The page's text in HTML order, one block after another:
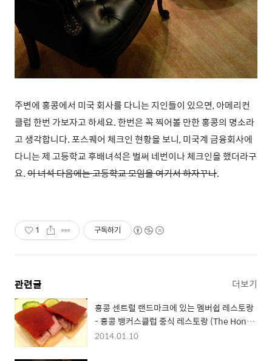
주변에 홍콩에서 미국 회사를 다니는 지인들이 있으면, 아메리컨
클럽 한번 가보자고 하세요. 한번은 꼭 찍어볼 만한 홍콩의 명소라
고 생각합니다. 포스퀘어 체크인 현황을 보니, 미국계 금융회사에
다니는 제 고등학교 후배녀석은 벌써 네번이나 체크인을 했더라구
요.이 녀석 다음에는 고등학교 모임을 여기서 하자꾸나.
1 구독하기
관련글 더보기
홍콩 센트럴 랜드마크에 있는 멤버쉽 레스토랑
- 홍콩 뱅커스클럽 중식 레스토랑 (The Hong
Kong Bankers Club)
2014.01.10